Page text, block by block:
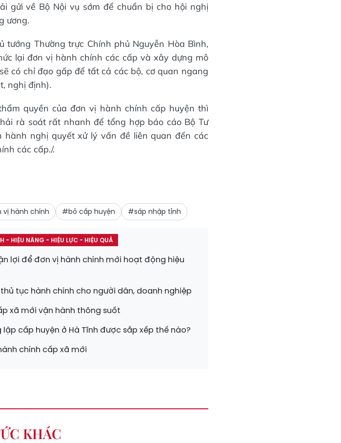
gửi về Bộ Nội vụ sớm để chuẩn bị cho hội nghị
ương.
tướng Thường trực Chính phủ Nguyễn Hòa Bình,
lại đơn vị hành chính các cấp và xây dựng mô
có chỉ đạo gấp để tất cả các bộ, cơ quan ngang
nghị định).
quyền của đơn vị hành chính cấp huyện thì
rà soát rất nhanh để tổng hợp báo cáo Bộ Tư
nghị quyết xử lý vấn đề liên quan đến các
các cấp./.
vị hành chính #bỏ cấp huyện #sáp nhập tỉnh
- HIỆU NĂNG - HIỆU LỰC - HIỆU QUẢ
lợi để đơn vị hành chính mới hoạt động hiệu
tục hành chính cho người dân, doanh nghiệp
xã mới vận hành thông suốt
cấp huyện ở Hà Tĩnh được sắp xếp thế nào?
chính cấp xã mới
KHÁC